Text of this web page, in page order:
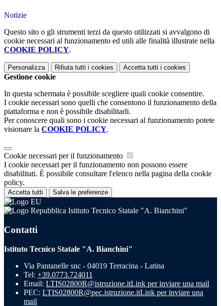
Notizie
Questo sito o gli strumenti terzi da questo utilizzati si avvalgono di
cookie necessari al funzionamento ed utili alle finalità illustrate nella
COOKIE POLICY.
Personalizza Rifiuta tutti i cookies Accetta tutti i cookies
Gestione cookie
In questa schermata è possibile scegliere quali cookie consentire.
I cookie necessari sono quelli che consentono il funzionamento della
piattaforma e non è possibile disabilitarli.
Per conoscere quali sono i cookie necessari al funzionamento potete
visionare la COOKIE POLICY.
Cookie necessari per il funzionamento
I cookie necessari per il funzionamento non possono essere
disabilitati. È possibile consultare l'elenco nella pagina della cookie
policy.
Accetta tutti Salva le preferenze
Istituto Tecnico Statale "A. Bianchini"
Contatti
Istituto Tecnico Statale "A. Bianchini"
Via Pantanelle snc - 04019 Terracina - Latina
Tel: +39.0773.724011
Email: LTIS02800R@istruzione.itLink per inviare una mail
PEC: LTIS02800R@pec.istruzione.itLink per inviare una
mail